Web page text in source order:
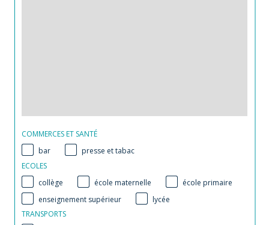
COMMERCES ET SANTÉ
bar
presse et tabac
ECOLES
collège
école maternelle
école primaire
enseignement supérieur
lycée
TRANSPORTS